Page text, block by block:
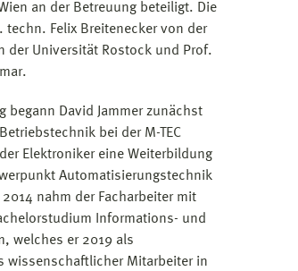
an der Betreuung beteiligt. Die
techn. Felix Breitenecker von der
der Universität Rostock und Prof.
David Jammer zunächst
bei der M-TEC
Elektroniker eine Weiterbildung
Automatisierungstechnik
nahm der Facharbeiter mit
Informations- und
welches er 2019 als
wissenschaftlicher Mitarbeiter in